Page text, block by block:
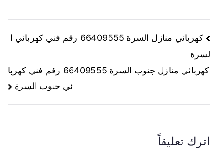
كهربائي منازل السرة 66409555 رقم فني كهربائي ا
لسرة
كهربائي منازل جنوب السرة 66409555 رقم فني كهربا
ئي جنوب السرة
اترك تعليقاً